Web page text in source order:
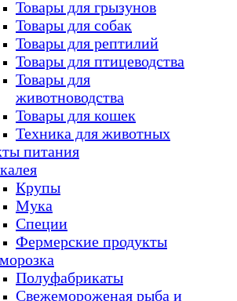
Товары для грызунов
Товары для собак
Товары для рептилий
Товары для птицеводства
Товары для
животноводства
Товары для кошек
Техника для животных
питания
Крупы
Мука
Специи
Фермерские продукты
Полуфабрикаты
Свежемороженая рыба и